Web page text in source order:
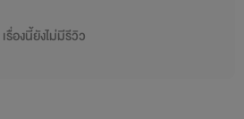
เรื่องนี้ยังไม่มีรีวิว